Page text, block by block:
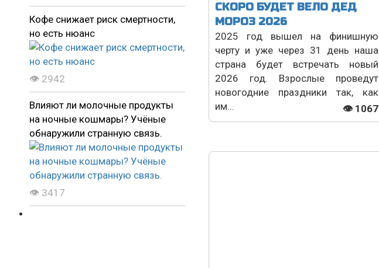
Кофе снижает риск смертности,
но есть нюанс
👁 2942
Влияют ли молочные продукты
на ночные кошмары? Учёные
обнаружили странную связь.
👁 3417
СКОРО БУДЕТ ВЕЛО ДЕД
МОРОЗ 2026
2025 год вышел на финишную
черту и уже через 31 день наша
страна будет встречать новый
2026 год. Взрослые проведут
новогодние праздники так, как
им...
👁 1067